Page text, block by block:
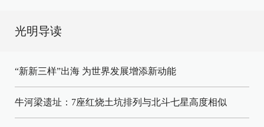
光明导读
“新新三样”出海 为世界发展增添新动能
牛河梁遗址：7座红烧土坑排列与北斗七星高度相似